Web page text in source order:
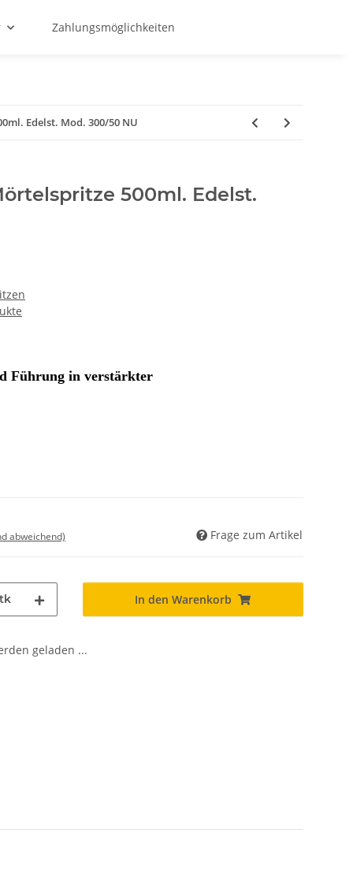
Zahlungsmöglichkeiten
Edelst. Mod. 300/50 NU
500ml. Edelst.
Führung in verstärkter
abweichend) Frage zum Artikel
In den Warenkorb
geladen ...